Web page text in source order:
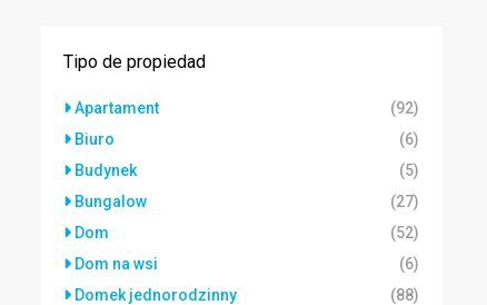
Tipo de propiedad
Apartament
(92)
Biuro
(6)
Budynek
(5)
Bungalow
(27)
Dom
(52)
Dom na wsi
(6)
Domek jednorodzinny
(88)